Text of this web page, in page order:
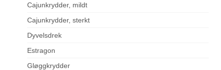
Cajunkrydder, mildt
Cajunkrydder, sterkt
Dyvelsdrek
Estragon
Gløggkrydder